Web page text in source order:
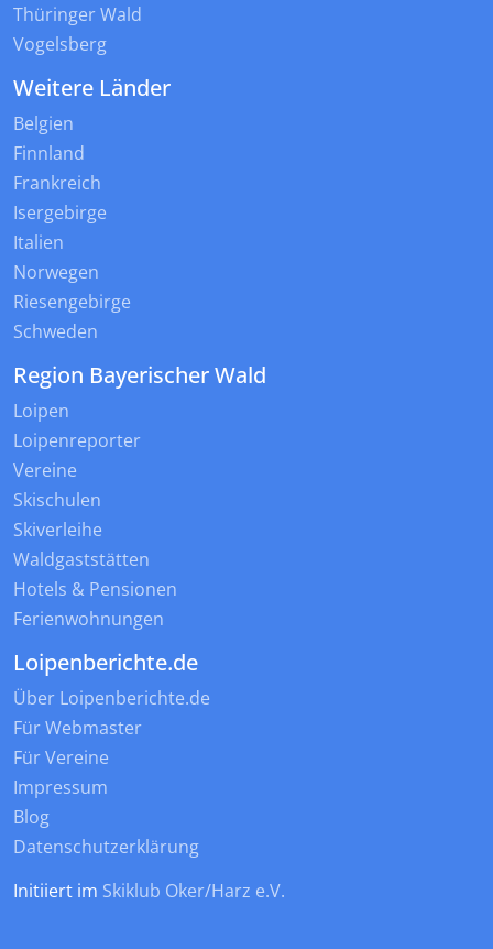
Thüringer Wald
Vogelsberg
Weitere Länder
Belgien
Finnland
Frankreich
Isergebirge
Italien
Norwegen
Riesengebirge
Schweden
Region Bayerischer Wald
Loipen
Loipenreporter
Vereine
Skischulen
Skiverleihe
Waldgaststätten
Hotels & Pensionen
Ferienwohnungen
Loipenberichte.de
Über Loipenberichte.de
Für Webmaster
Für Vereine
Impressum
Blog
Datenschutzerklärung
Initiiert im Skiklub Oker/Harz e.V.